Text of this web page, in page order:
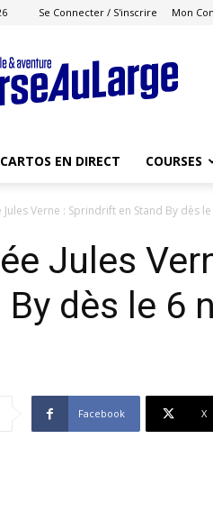
Se Connecter / S'inscrire Mon
Course
au
Large
CARTOS EN DIRECT COURSES
Verne : Sprindrift en Stand By dès
Jules
By dès le 6
Facebook X